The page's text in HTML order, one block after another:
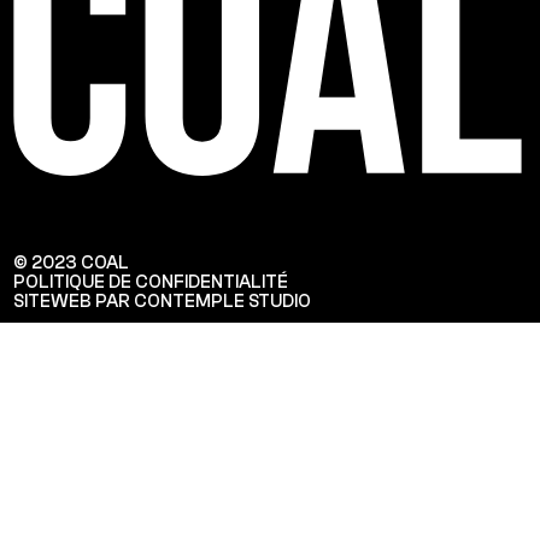
© 2023 COAL
POLITIQUE DE CONFIDENTIALITÉ
SITEWEB PAR CONTEMPLE STUDIO